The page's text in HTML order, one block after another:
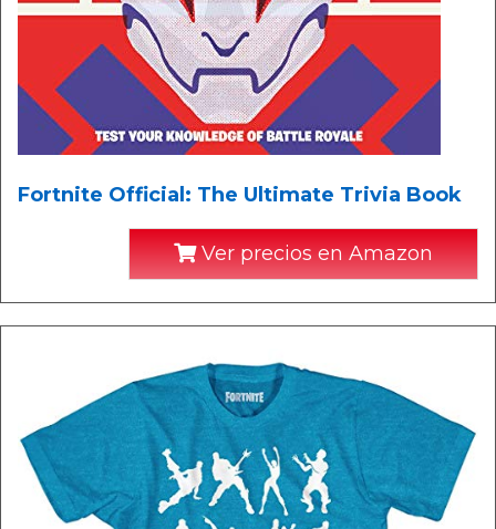
Fortnite Official: The Ultimate Trivia Book
Ver precios en Amazon